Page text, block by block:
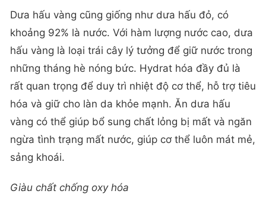
Dưa hấu vàng cũng giống như dưa hấu đỏ, có
khoảng 92% là nước. Với hàm lượng nước cao, dưa
hấu vàng là loại trái cây lý tưởng để giữ nước trong
những tháng hè nóng bức. Hydrat hóa đầy đủ là
rất quan trọng để duy trì nhiệt độ cơ thể, hỗ trợ tiêu
hóa và giữ cho làn da khỏe mạnh. Ăn dưa hấu
vàng có thể giúp bổ sung chất lỏng bị mất và ngăn
ngừa tình trạng mất nước, giúp cơ thể luôn mát mẻ,
sảng khoái.
Giàu chất chống oxy hóa